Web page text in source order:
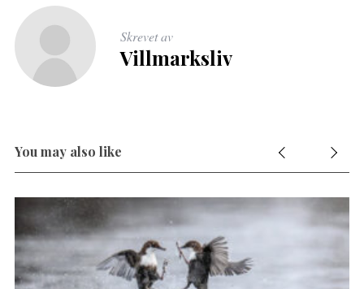
Skrevet av
Villmarksliv
You may also like
a
c